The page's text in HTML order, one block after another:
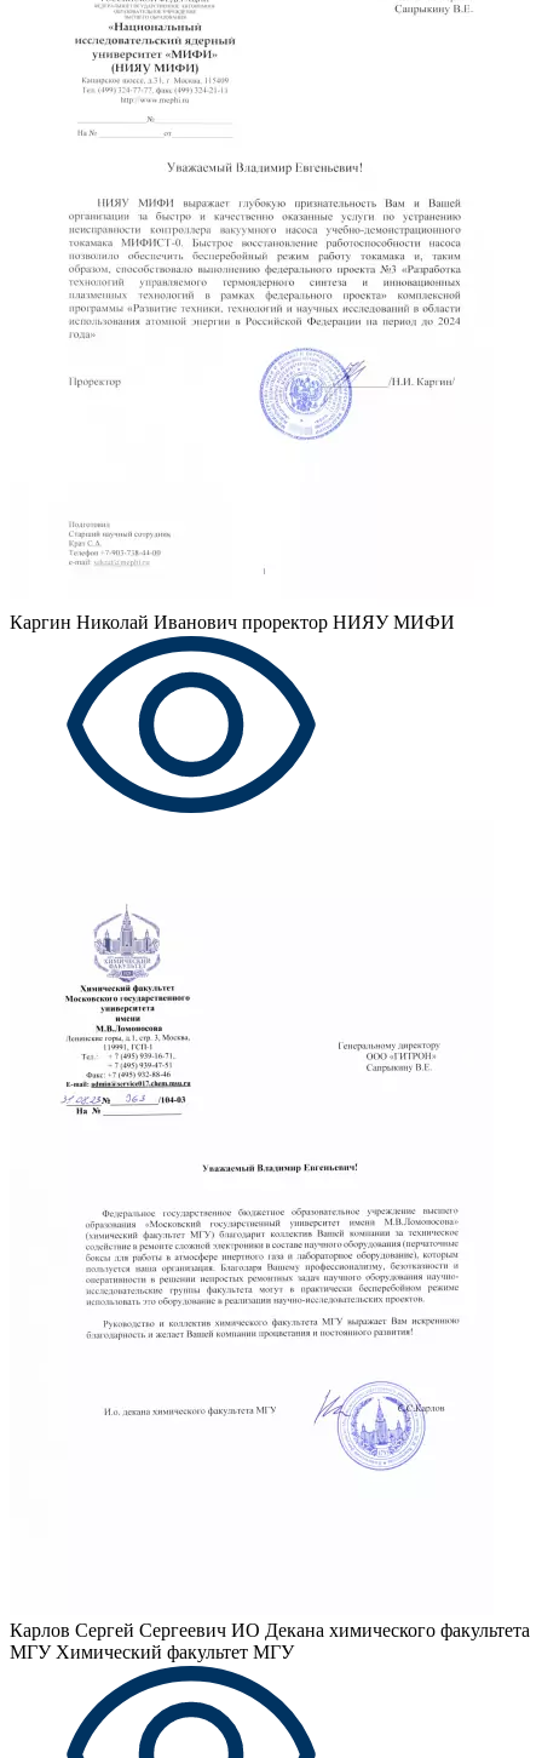
Каргин Николай Иванович проректор НИЯУ МИФИ
Карлов Сергей Сергеевич ИО Декана химического факультета
МГУ Химический факультет МГУ